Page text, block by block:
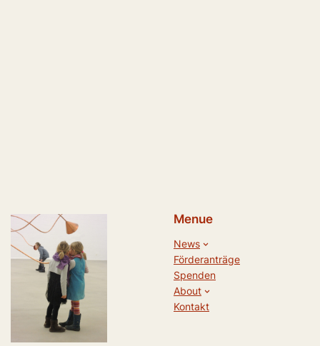
Menue
News
Förderanträge
Spenden
About
Kontakt